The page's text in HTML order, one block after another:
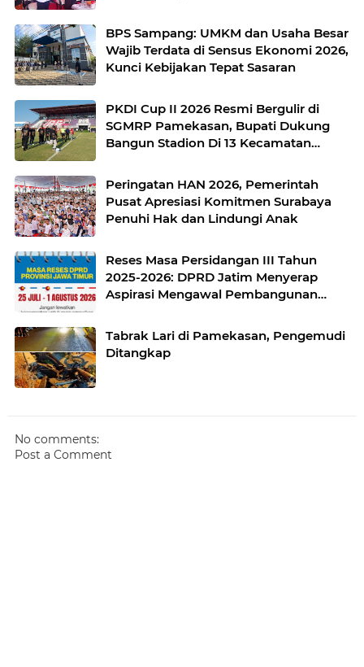
BPS Sampang: UMKM dan Usaha Besar
Wajib Terdata di Sensus Ekonomi 2026,
Kunci Kebijakan Tepat Sasaran
PKDI Cup II 2026 Resmi Bergulir di
SGMRP Pamekasan, Bupati Dukung
Bangun Stadion Di 13 Kecamatan
Peringatan HAN 2026, Pemerintah
Pusat Apresiasi Komitmen Surabaya
Penuhi Hak dan Lindungi Anak
Reses Masa Persidangan III Tahun
2025-2026: DPRD Jatim Menyerap
Aspirasi Mengawal Pembangunan
Tabrak Lari di Pamekasan, Pengemudi
Ditangkap
No comments:
Post a Comment